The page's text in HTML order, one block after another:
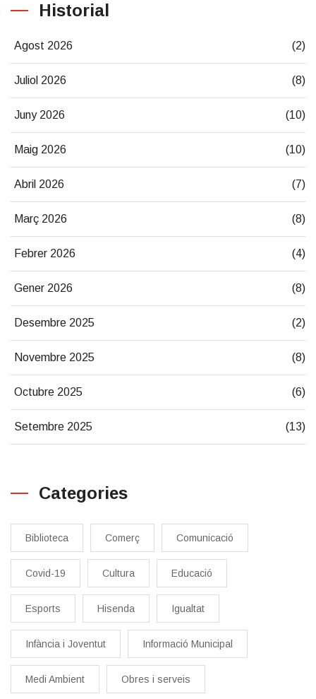
Historial
Agost 2026 (2)
Juliol 2026 (8)
Juny 2026 (10)
Maig 2026 (10)
Abril 2026 (7)
Març 2026 (8)
Febrer 2026 (4)
Gener 2026 (8)
Desembre 2025 (2)
Novembre 2025 (8)
Octubre 2025 (6)
Setembre 2025 (13)
Categories
Biblioteca Comerç Comunicació
Covid-19 Cultura Educació
Esports Hisenda Igualtat
Infància i Joventut Informació Municipal
Medi Ambient Obres i serveis